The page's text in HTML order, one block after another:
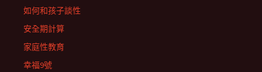
如何和孩子談性
安全期計算
家庭性教育
幸福9號